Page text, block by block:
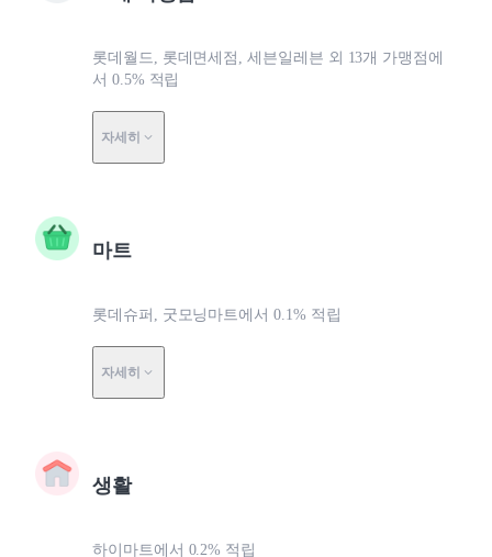
롯데월드, 롯데면세점, 세븐일레븐 외 13개 가맹점에
서 0.5% 적립
자세히
마트
롯데슈퍼, 굿모닝마트에서 0.1% 적립
자세히
생활
하이마트에서 0.2% 적립